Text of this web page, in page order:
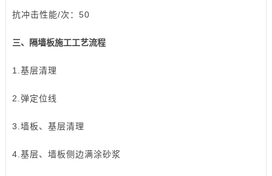
抗冲击性能/次：50
三、隔墙板施工工艺流程
1.基层清理
2.弹定位线
3.墙板、基层清理
4.基层、墙板侧边满涂砂浆